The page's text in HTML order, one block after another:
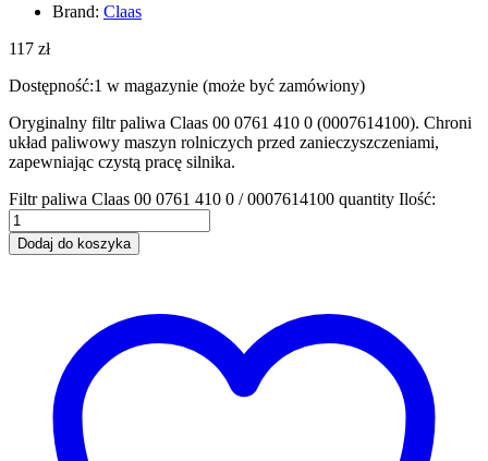
Brand: Claas
117 zł
Dostępność:1 w magazynie (może być zamówiony)
Oryginalny filtr paliwa Claas 00 0761 410 0 (0007614100). Chroni
układ paliwowy maszyn rolniczych przed zanieczyszczeniami,
zapewniając czystą pracę silnika.
Filtr paliwa Claas 00 0761 410 0 / 0007614100 quantity Ilość:
Dodaj do koszyka